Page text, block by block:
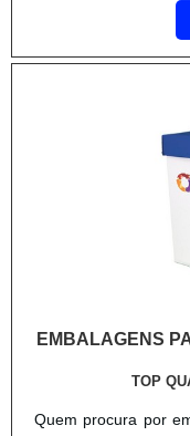
EMBALAGENS
TOP
Quem procura por